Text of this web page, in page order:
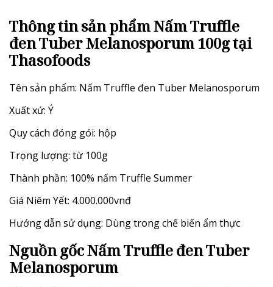
Thông tin sản phẩm Nấm Truffle
đen Tuber Melanosporum 100g tại
Thasofoods
Tên sản phẩm: Nấm Truffle đen Tuber Melanosporum
Xuất xứ: Ý
Quy cách đóng gói: hộp
Trọng lượng: từ 100g
Thành phần: 100% nấm Truffle Summer
Giá Niêm Yết: 4.000.000vnđ
Hướng dẫn sử dụng: Dùng trong chế biến ẩm thực
Nguồn gốc Nấm Truffle đen Tuber
Melanosporum